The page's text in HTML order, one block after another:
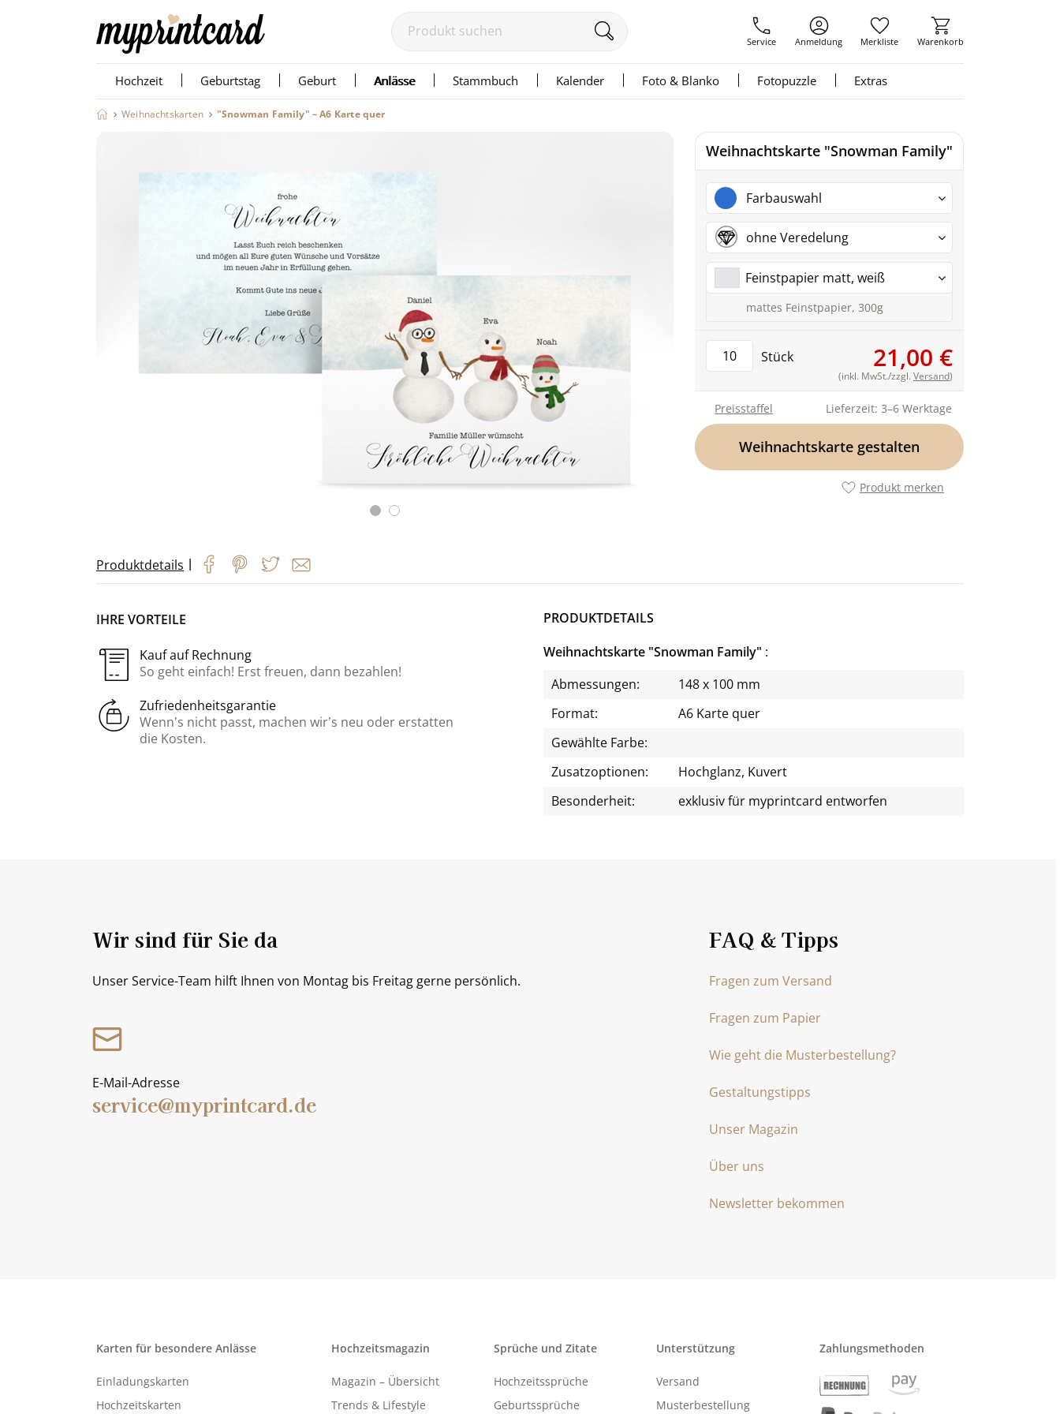
Service Anmeldung Merkliste Warenkorb
Hochzeit Geburtstag Geburt Anlässe Stammbuch Kalender Foto & Blanko Fotopuzzle Extras
Weihnachtskarten "Snowman Family" – A6 Karte quer
Weihnachtskarte "Snowman Family"
Farbauswahl
ohne Veredelung
Feinstpapier matt, weiß
mattes Feinstpapier, 300g
Stück 21,00 €
(inkl. MwSt./zzgl. Versand)
Lieferzeit: 3–6 Werktage
Preisstaffel
Weihnachtskarte gestalten
Produkt merken
Produktdetails |
IHRE VORTEILE
Kauf auf Rechnung
So geht einfach! Erst freuen, dann bezahlen!
Zufriedenheitsgarantie
Wenn’s nicht passt, machen wir’s neu oder erstatten
die Kosten.
PRODUKTDETAILS
Weihnachtskarte "Snowman Family"
Abmessungen:
148 x 100 mm
Format:
A6 Karte quer
Gewählte Farbe:
Zusatzoptionen:
Hochglanz, Kuvert
Besonderheit:
exklusiv für myprintcard entworfen
FAQ & Tipps
Fragen zum Versand
Fragen zum Papier
Wie geht die Musterbestellung?
Gestaltungstipps
Unser Magazin
Über uns
Newsletter bekommen
Wir sind für Sie da
Unser Service-Team hilft Ihnen von Montag bis Freitag gerne persönlich.
E-Mail-Adresse
service@myprintcard.de
Karten für besondere Anlässe
Einladungskarten
Hochzeitskarten
Hochzeitsmagazin
Magazin – Übersicht
Trends & Lifestyle
Sprüche und Zitate
Hochzeitssprüche
Geburtssprüche
Unterstützung
Versand
Musterbestellung
Zahlungsmethoden